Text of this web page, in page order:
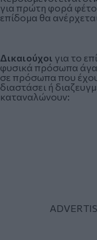
για πρώτη φορά
επίδομα θα
Δικαιούχοι για το
φυσικά πρόσωπα
σε πρόσωπα που
διαστάσει ή
καταναλώνουν: